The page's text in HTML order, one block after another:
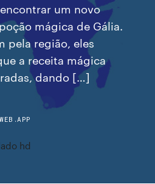
um novo
mágica de Gália.
pela região, eles
a receita mágica
dando […]
hd